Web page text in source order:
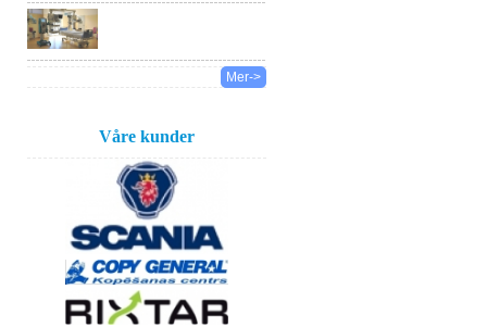
Mer->
Våre kunder